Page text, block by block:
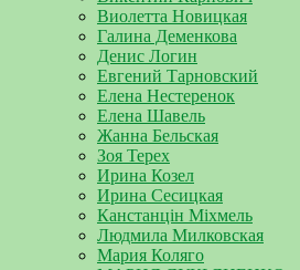
Виолетта Новицкая
Галина Деменкова
Денис Логин
Евгений Тарновский
Елена Нестеренок
Елена Шавель
Жанна Бельская
Зоя Терех
Ирина Козел
Ирина Сесицкая
Канстанцін Міхмель
Людмила Милковская
Мария Коляго